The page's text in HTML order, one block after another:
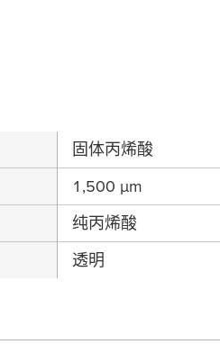
固体丙烯酸
1,500 µm
纯丙烯酸
透明